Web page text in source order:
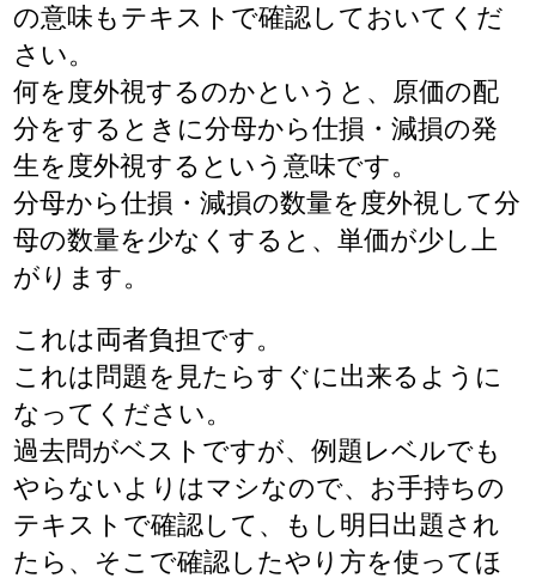
の意味もテキストで確認しておいてくだ
さい。
何を度外視するのかというと、原価の配
分をするときに分母から仕損・減損の発
生を度外視するという意味です。
分母から仕損・減損の数量を度外視して分
母の数量を少なくすると、単価が少し上
がります。
これは両者負担です。
これは問題を見たらすぐに出来るように
なってください。
過去問がベストですが、例題レベルでも
やらないよりはマシなので、お手持ちの
テキストで確認して、もし明日出題され
たら、そこで確認したやり方を使ってほ